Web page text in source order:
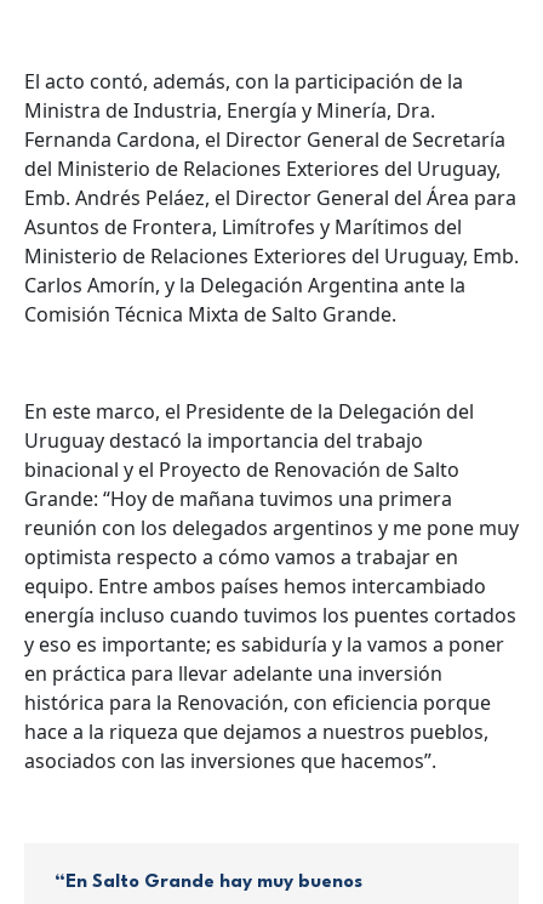
El acto contó, además, con la participación de la
Ministra de Industria, Energía y Minería, Dra.
Fernanda Cardona, el Director General de Secretaría
del Ministerio de Relaciones Exteriores del Uruguay,
Emb. Andrés Peláez, el Director General del Área para
Asuntos de Frontera, Limítrofes y Marítimos del
Ministerio de Relaciones Exteriores del Uruguay, Emb.
Carlos Amorín, y la Delegación Argentina ante la
Comisión Técnica Mixta de Salto Grande.
En este marco, el Presidente de la Delegación del
Uruguay destacó la importancia del trabajo
binacional y el Proyecto de Renovación de Salto
Grande: “Hoy de mañana tuvimos una primera
reunión con los delegados argentinos y me pone muy
optimista respecto a cómo vamos a trabajar en
equipo. Entre ambos países hemos intercambiado
energía incluso cuando tuvimos los puentes cortados
y eso es importante; es sabiduría y la vamos a poner
en práctica para llevar adelante una inversión
histórica para la Renovación, con eficiencia porque
hace a la riqueza que dejamos a nuestros pueblos,
asociados con las inversiones que hacemos”.
“En Salto Grande hay muy buenos